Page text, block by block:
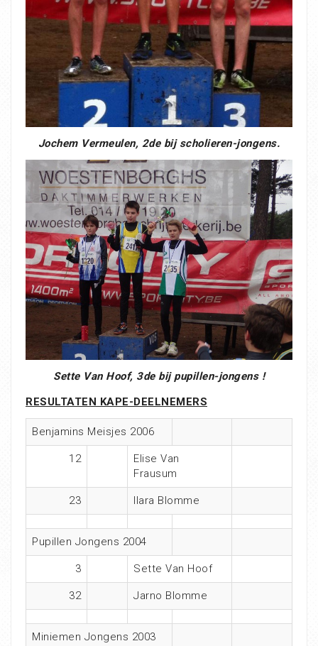
Jochem Vermeulen, 2de bij scholieren-jongens.
Sette Van Hoof, 3de bij pupillen-jongens !
RESULTATEN KAPE-DEELNEMERS
Benjamins Meisjes 2006
12
Elise Van
Frausum
23 Ilara Blomme
Pupillen Jongens 2004
3 Sette Van Hoof
32 Jarno Blomme
Miniemen Jongens 2003